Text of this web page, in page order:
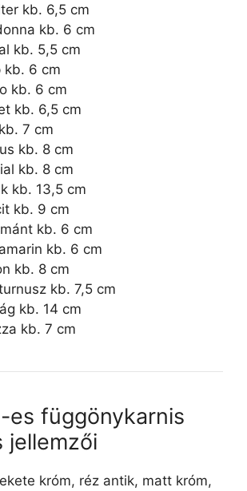
kb. 6,5 cm
kb. 6 cm
kb. 5,5 cm
kb. 6 cm
kb. 6 cm
kb. 6,5 cm
7 cm
kb. 8 cm
kb. 8 cm
kb. 13,5 cm
kb. 9 cm
kb. 6 cm
kb. 6 cm
kb. 8 cm
kb. 7,5 cm
kb. 14 cm
kb. 7 cm
es függönykarnis
jellemzői
króm, réz antik, matt króm,